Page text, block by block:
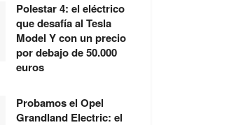
Polestar 4: el eléctrico
que desafía al Tesla
Model Y con un precio
por debajo de 50.000
euros
Probamos el Opel
Grandland Electric: el